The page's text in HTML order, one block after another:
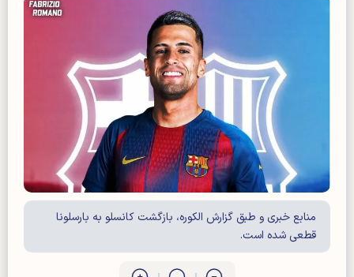
منابع خبری و طبق گزارش الکوره، بازگشت کانسلو به بارسلونا
قطعی شده است.